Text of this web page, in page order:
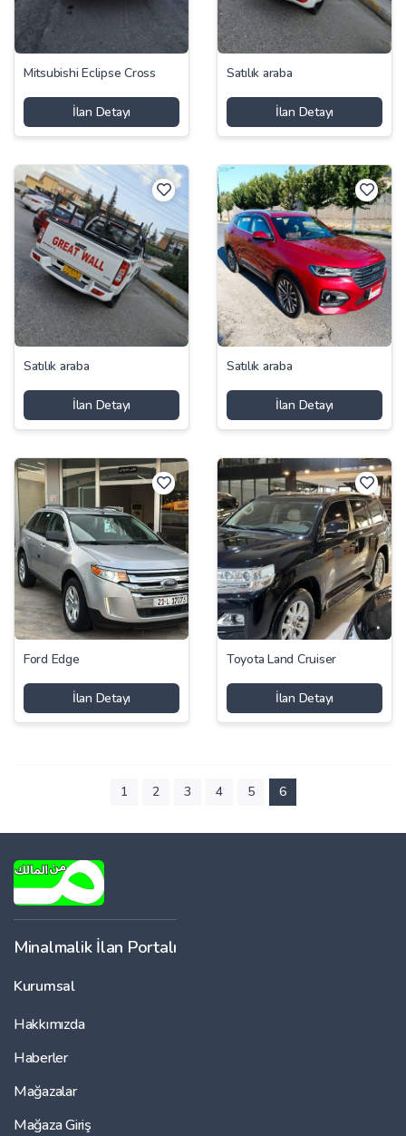
Mitsubishi Eclipse Cross
İlan Detayı
Satılık araba
İlan Detayı
Satılık araba
İlan Detayı
Satılık araba
İlan Detayı
Ford Edge
İlan Detayı
Toyota Land Cruiser
İlan Detayı
1 2 3 4 5 6
Minalmalik İlan Portalı
Kurumsal
Hakkımızda
Haberler
Mağazalar
Mağaza Giriş